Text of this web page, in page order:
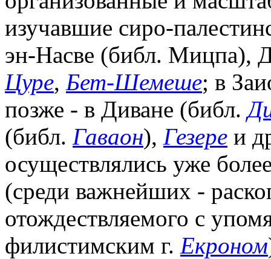
изучавшие сиро-
эн-Насве (библ. Мицпа),
Цуре, Бет-Шемеше; в
позже - в Диване (библ.
(библ. Гаваон), Гезере и
осуществлялись уже
(среди важнейших -
отождествляемого с
филистимским г. Екроном